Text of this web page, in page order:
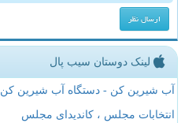
لینک دوستان سیب پال
آب شیرین کن - دستگاه آب شیرین کن
انتخابات مجلس ، کاندیدای مجلس